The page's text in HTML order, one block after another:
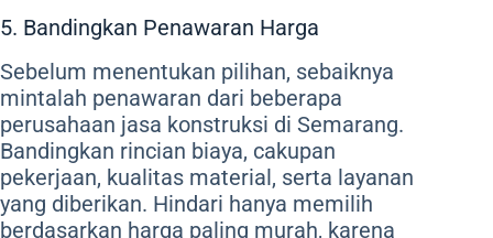
5. Bandingkan Penawaran Harga
Sebelum menentukan pilihan, sebaiknya
mintalah penawaran dari beberapa
perusahaan jasa konstruksi di Semarang.
Bandingkan rincian biaya, cakupan
pekerjaan, kualitas material, serta layanan
yang diberikan. Hindari hanya memilih
berdasarkan harga paling murah, karena